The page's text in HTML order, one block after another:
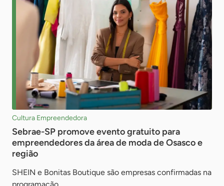
Cultura Empreendedora
Sebrae-SP promove evento gratuito para
empreendedores da área de moda de Osasco e
região
SHEIN e Bonitas Boutique são empresas confirmadas na